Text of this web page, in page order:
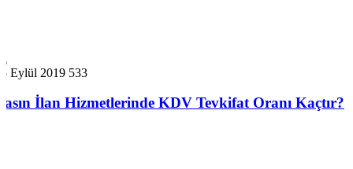
Eylül 2019 533
İlan Hizmetlerinde KDV Tevkifat Oranı Kaçtır?